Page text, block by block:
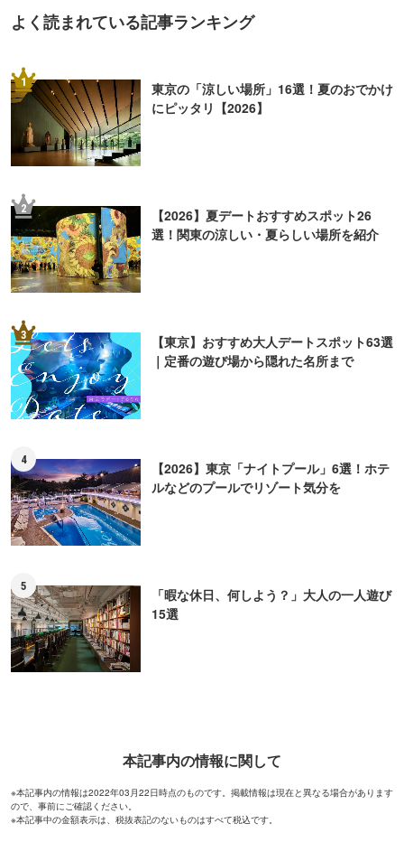
よく読まれている記事ランキング
1
東京の「涼しい場所」16選！夏のおでかけ
にピッタリ【2026】
2
【2026】夏デートおすすめスポット26
選！関東の涼しい・夏らしい場所を紹介
3
【東京】おすすめ大人デートスポット63選
｜定番の遊び場から隠れた名所まで
4
【2026】東京「ナイトプール」6選！ホテ
ルなどのプールでリゾート気分を
5
「暇な休日、何しよう？」大人の一人遊び
15選
本記事内の情報に関して
※本記事内の情報は2022年03月22日時点のものです。掲載情報は現在と異なる場合があります
ので、事前にご確認ください。
※本記事中の金額表示は、税抜表記のないものはすべて税込です。